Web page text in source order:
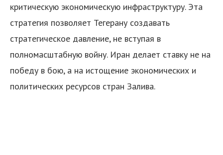
критическую экономическую инфраструктуру. Эта
стратегия позволяет Тегерану создавать
стратегическое давление, не вступая в
полномасштабную войну. Иран делает ставку не на
победу в бою, а на истощение экономических и
политических ресурсов стран Залива.